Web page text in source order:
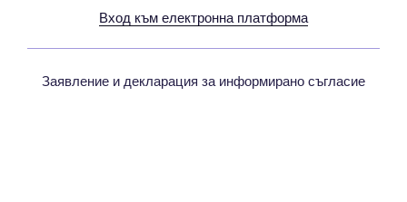
Вход към електронна платформа
Заявление и декларация за информирано съгласие